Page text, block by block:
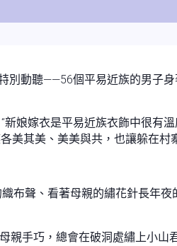
別動聽——56個平易近族的男子
娘嫁衣是平易近族衣飾中很有
其美、美美與共，也讓躲在村
布聲、看著母親的繡花針長年
親手巧，總會在破洞處繡上小山